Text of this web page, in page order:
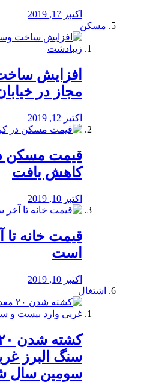
اکتبر 17, 2019
مسکن
افزایش
مجاز در
اکتبر 12, 2019
کاهش یافت
اکتبر 10, 2019
قیمت خانه
است
اکتبر 10, 2019
اشتغال
سنگ البرز
سومین سال